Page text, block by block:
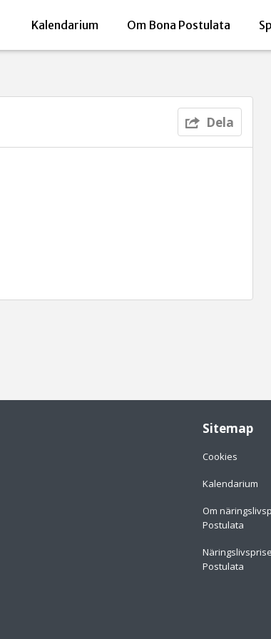
Kalendarium Om Bona Postulata
Dela
Sitemap
Cookies
Kalendarium
Om
Postulata
Postulata